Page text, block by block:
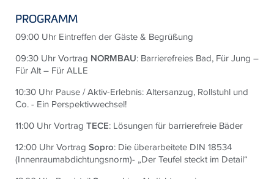
PROGRAMM
09:00 Uhr Eintreffen der Gäste & Begrüßung
09:30 Uhr Vortrag NORMBAU: Barrierefreies Bad, Für Jung –
Für Alt – Für ALLE
10:30 Uhr Pause / Aktiv-Erlebnis: Altersanzug, Rollstuhl und
Co. - Ein Perspektivwechsel!
11:00 Uhr Vortrag TECE: Lösungen für barrierefreie Bäder
12:00 Uhr Vortrag Sopro: Die überarbeitete DIN 18534
(Innenraumabdichtungsnorm)- „Der Teufel steckt im Detail“